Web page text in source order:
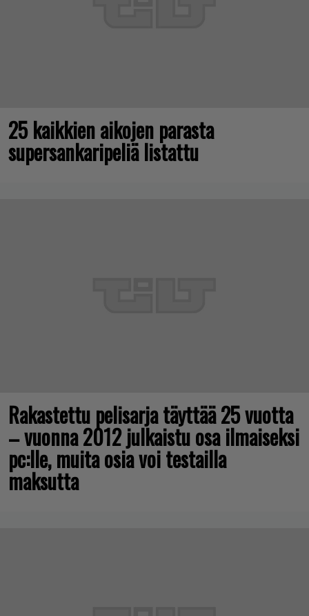
25 kaikkien aikojen parasta
supersankaripeliä listattu
Rakastettu pelisarja täyttää 25 vuotta
– vuonna 2012 julkaistu osa ilmaiseksi
pc:lle, muita osia voi testailla
maksutta